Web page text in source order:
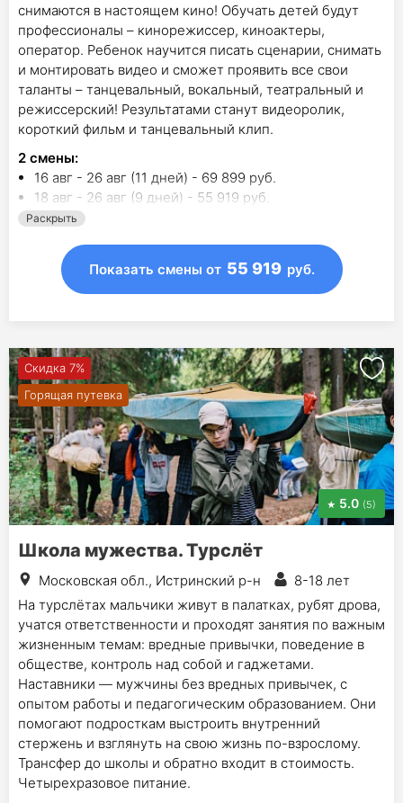
снимаются в настоящем кино! Обучать детей будут
профессионалы – кинорежиссер, киноактеры,
оператор. Ребенок научится писать сценарии, снимать
и монтировать видео и сможет проявить все свои
таланты – танцевальный, вокальный, театральный и
режиссерский! Результатами станут видеоролик,
короткий фильм и танцевальный клип.
2 смены:
16 авг - 26 авг (11 дней) - 69 899 руб.
18 авг - 26 авг (9 дней) - 55 919 руб.
Раскрыть
Показать смены от 55 919 руб.
Скидка 7%
Горящая путевка
5.0 (5)
Школа мужества. Турслёт
Московская обл., Истринский р-н
8-18 лет
На турслётах мальчики живут в палатках, рубят дрова,
учатся ответственности и проходят занятия по важным
жизненным темам: вредные привычки, поведение в
обществе, контроль над собой и гаджетами.
Наставники — мужчины без вредных привычек, с
опытом работы и педагогическим образованием. Они
помогают подросткам выстроить внутренний
стержень и взглянуть на свою жизнь по-взрослому.
Трансфер до школы и обратно входит в стоимость.
Четырехразовое питание.